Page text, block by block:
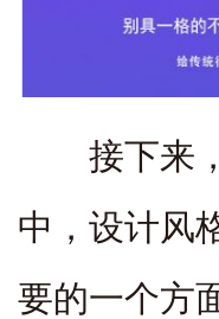
接下来
中，设计风
要的一个方